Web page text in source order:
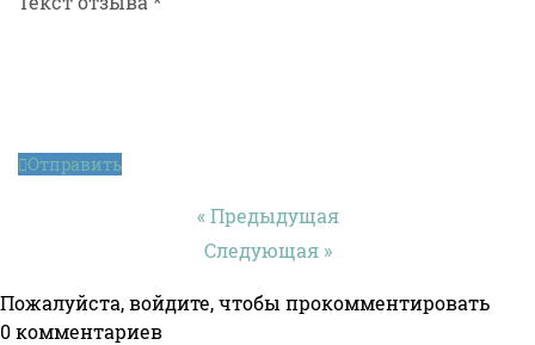
Отправить
« Предыдущая
Следующая »
Пожалуйста, войдите, чтобы прокомментировать
0комментариев